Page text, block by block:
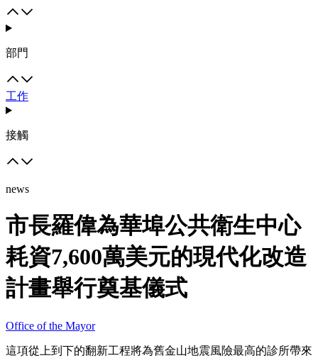
部門
工作
接觸
news
市長羅偉為華埠公共衛生中心
耗資7,600萬美元的現代化改造
計畫舉行奠基儀式
Office of the Mayor
這項從上到下的翻新工程將為舊金山地震風險最高的診所帶來